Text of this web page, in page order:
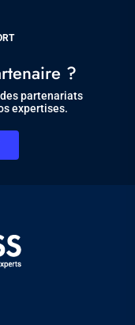
?
partenariats
expertises.